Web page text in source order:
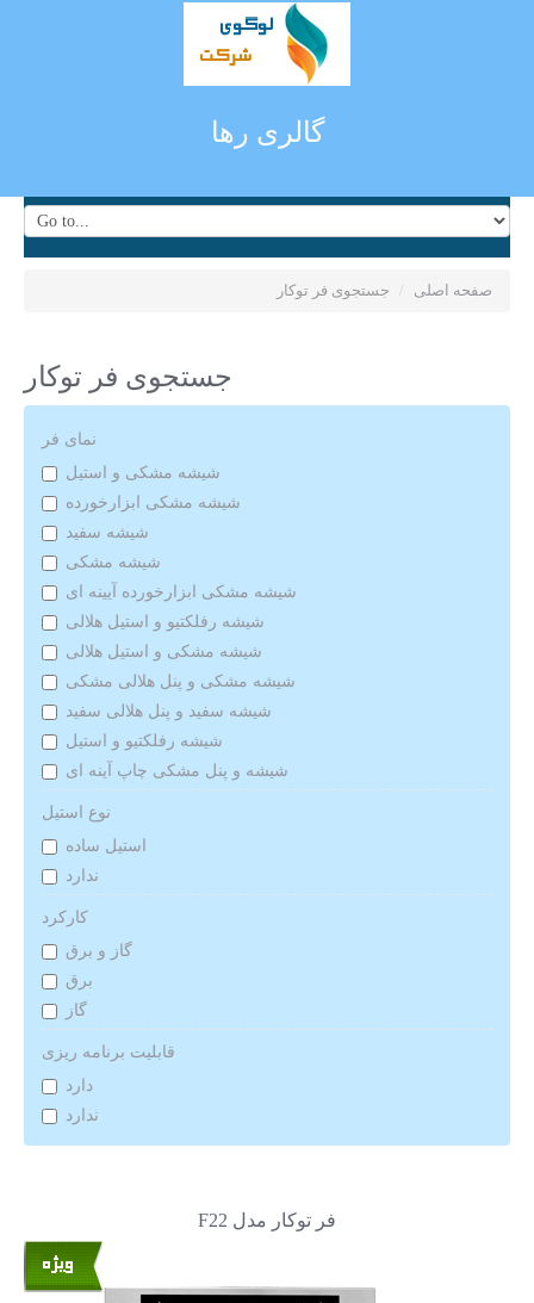
گالری رها
صفحه اصلی / جستجوی فر توکار
جستجوی فر توکار
نمای فر
شیشه مشکی و استیل
شیشه مشکی ابزارخورده
شیشه سفید
شیشه مشکی
شیشه مشکی ابزارخورده آیینه ای
شیشه رفلکتیو و استیل هلالی
شیشه مشکی و استیل هلالی
شیشه مشکی و پنل هلالی مشکی
شیشه سفید و پنل هلالی سفید
شیشه رفلکتیو و استیل
شیشه و پنل مشکی چاپ آینه ای
نوع استیل
استیل ساده
ندارد
کارکرد
گاز و برق
برق
گاز
قابلیت برنامه ریزی
دارد
ندارد
فر توکار مدل F22